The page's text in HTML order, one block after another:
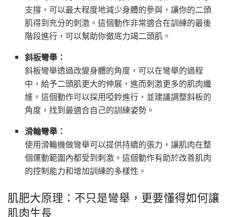
支撐，可以最大程度地減少身體的參與，讓你的二頭
肌得到充分的刺激。這個動作非常適合在訓練的最後
階段進行，可以幫助你徹底力竭二頭肌。
斜板彎舉：
斜板彎舉透過改變身體的角度，可以在彎舉的過程
中，給予二頭肌更大的伸展，進而刺激更多的肌肉纖
維。這個動作可以採用啞鈴進行，並建議調整斜板的
角度，找到最適合自己的訓練姿勢。
滑輪彎舉：
使用滑輪機做彎舉可以提供持續的張力，讓肌肉在整
個運動範圍內都受到刺激。這個動作有助於改善肌肉
的控制能力和增加訓練的多樣性。
肌肥大原理：不只是彎舉，更要懂得如何讓
肌肉生長